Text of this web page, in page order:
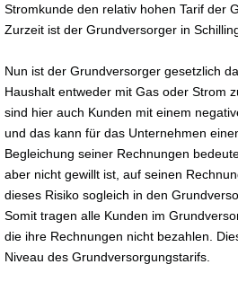
Stromkunde den relativ hohen Tarif der
Zurzeit ist der Grundversorger in
Nun ist der Grundversorger gesetzlich
Haushalt entweder mit Gas oder Strom
sind hier auch Kunden mit einem
und das kann für das Unternehmen
Begleichung seiner Rechnungen
aber nicht gewillt ist, auf seinen
dieses Risiko sogleich in den
Somit tragen alle Kunden im
die ihre Rechnungen nicht bezahlen.
Niveau des Grundversorgungstarifs.